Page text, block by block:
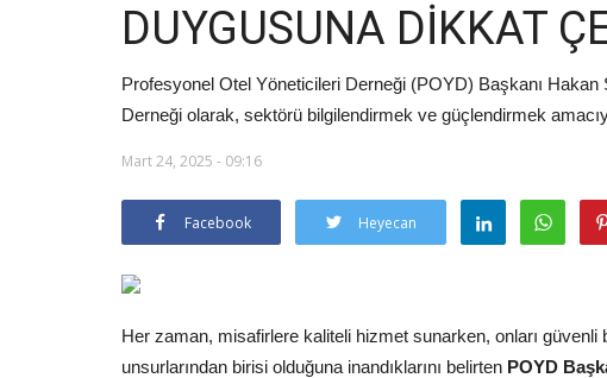
DUYGUSUNA DİKKAT
Profesyonel Otel Yöneticileri Derneği (POYD) Başkanı
Derneği olarak, sektörü bilgilendirmek ve güçlendirmek
Mart 24, 2025 - 09:16
Facebook Heyecan
Her zaman, misafirlere kaliteli hizmet sunarken, onları güvenli
unsurlarından birisi olduğuna inandıklarını belirten POYD